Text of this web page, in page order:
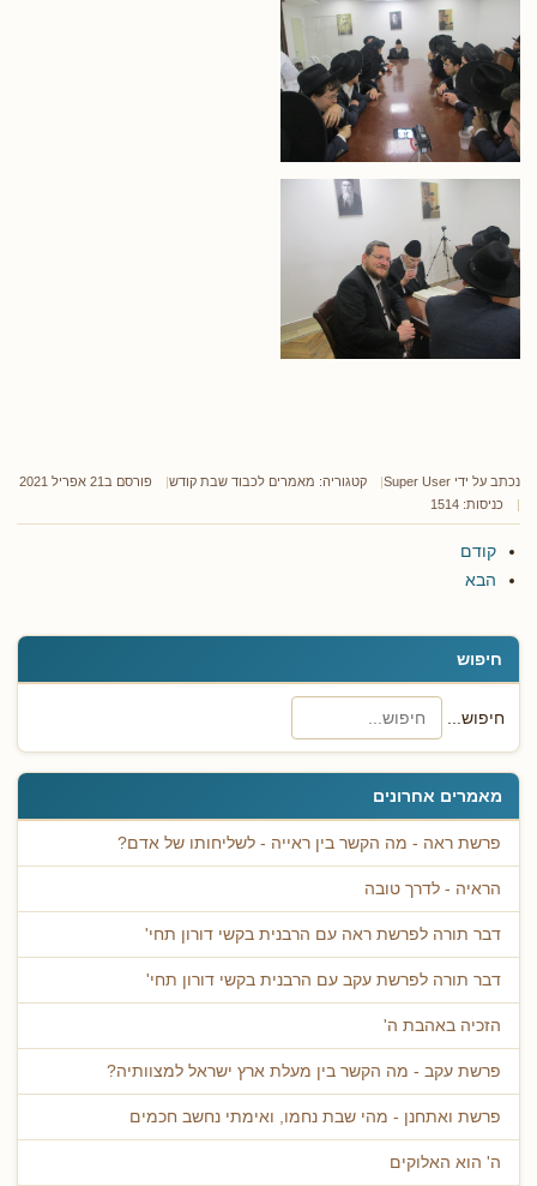
חיפוש
חיפוש...
מאמרים אחרונים
פרשת ראה - מה הקשר בין ראייה - לשליחותו של אדם?
הראיה - לדרך טובה
דבר תורה לפרשת ראה עם הרבנית בקשי דורון תחי'
דבר תורה לפרשת עקב עם הרבנית בקשי דורון תחי'
הזכיה באהבת ה'
פרשת עקב - מה הקשר בין מעלת ארץ ישראל למצוותיה?
פרשת ואתחנן - מהי שבת נחמו, ואימתי נחשב חכמים
ה' הוא האלוקים
נכתב על ידי Super User קטגוריה: מאמרים לכבוד שבת קודש
פורסם ב21 אפריל 2021
כניסות: 1514
קודם
הבא